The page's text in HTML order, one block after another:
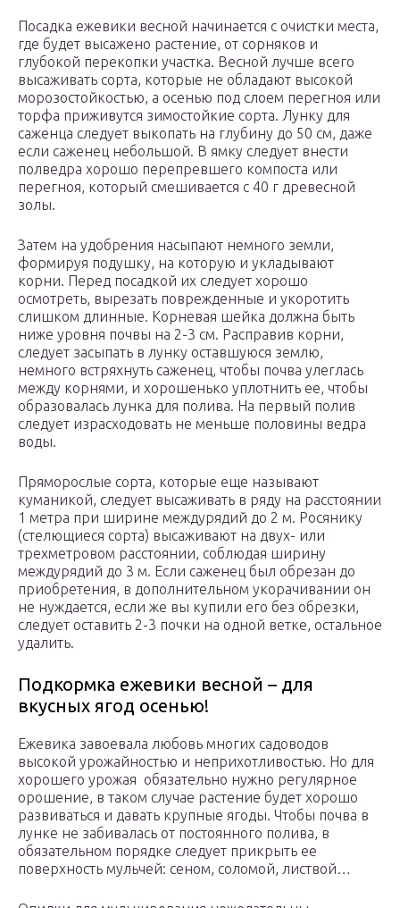
Посадка ежевики весной начинается с очистки места,
где будет высажено растение, от сорняков и
глубокой перекопки участка. Весной лучше всего
высаживать сорта, которые не обладают высокой
морозостойкостью, а осенью под слоем перегноя или
торфа приживутся зимостойкие сорта. Лунку для
саженца следует выкопать на глубину до 50 см, даже
если саженец небольшой. В ямку следует внести
полведра хорошо перепревшего компоста или
перегноя, который смешивается с 40 г древесной
золы.
Затем на удобрения насыпают немного земли,
формируя подушку, на которую и укладывают
корни. Перед посадкой их следует хорошо
осмотреть, вырезать поврежденные и укоротить
слишком длинные. Корневая шейка должна быть
ниже уровня почвы на 2-3 см. Расправив корни,
следует засыпать в лунку оставшуюся землю,
немного встряхнуть саженец, чтобы почва улеглась
между корнями, и хорошенько уплотнить ее, чтобы
образовалась лунка для полива. На первый полив
следует израсходовать не меньше половины ведра
воды.
Пряморослые сорта, которые еще называют
куманикой, следует высаживать в ряду на расстоянии
1 метра при ширине междурядий до 2 м. Росянику
(стелющиеся сорта) высаживают на двух- или
трехметровом расстоянии, соблюдая ширину
междурядий до 3 м. Если саженец был обрезан до
приобретения, в дополнительном укорачивании он
не нуждается, если же вы купили его без обрезки,
следует оставить 2-3 почки на одной ветке, остальное
удалить.
Подкормка ежевики весной – для
вкусных ягод осенью!
Ежевика завоевала любовь многих садоводов
высокой урожайностью и неприхотливостью. Но для
хорошего урожая обязательно нужно регулярное
орошение, в таком случае растение будет хорошо
развиваться и давать крупные ягоды. Чтобы почва в
лунке не забивалась от постоянного полива, в
обязательном порядке следует прикрыть ее
поверхность мульчей: сеном, соломой, листвой…